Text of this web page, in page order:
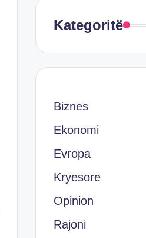
Kategoritë
Biznes
Ekonomi
Evropa
Kryesore
Opinion
Rajoni